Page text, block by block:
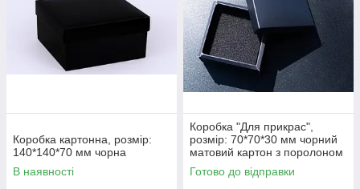
Коробка картонна, розмір:
140*140*70 мм чорна
В наявності
Коробка "Для прикрас",
розмір: 70*70*30 мм чорний
матовий картон з поролоном
Готово до відправки